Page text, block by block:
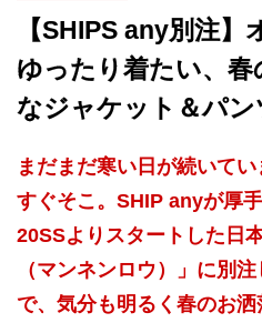
【SHIPS any別注
ゆったり着たい、春
なジャケット＆パン
まだまだ寒い日が続いて
すぐそこ。SHIP anyが厚
20SSよりスタートした日
（マンネンロウ）」に別
で、気分も明るく春のお